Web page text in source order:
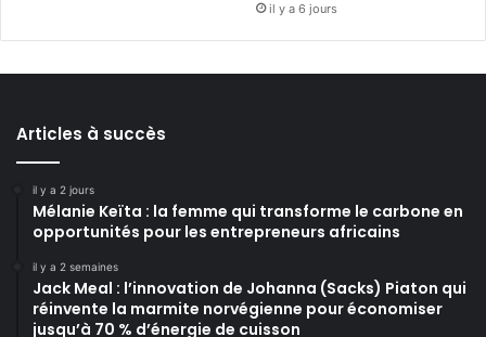
il y a 6 jours
Articles à succès
il y a 2 jours
Mélanie Keïta : la femme qui transforme le carbone en
opportunités pour les entrepreneurs africains
il y a 2 semaines
Jack Meal : l’innovation de Johanna (Sacks) Piaton qui
réinvente la marmite norvégienne pour économiser
jusqu’à 70 % d’énergie de cuisson